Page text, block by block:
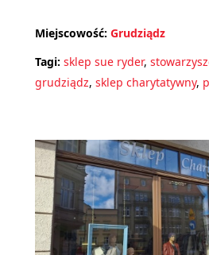
Miejscowość: Grudziądz
Tagi: sklep sue ryder,
grudziądz, sklep charytatywny,